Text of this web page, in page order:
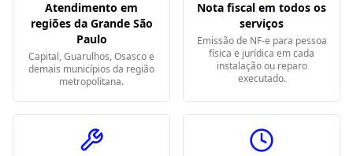
Atendimento em
regiões da Grande São
Paulo
Capital, Guarulhos, Osasco e
demais municípios da região
metropolitana.
Nota fiscal em todos os
serviços
Emissão de NF-e para pessoa
física e jurídica em cada
instalação ou reparo
executado.